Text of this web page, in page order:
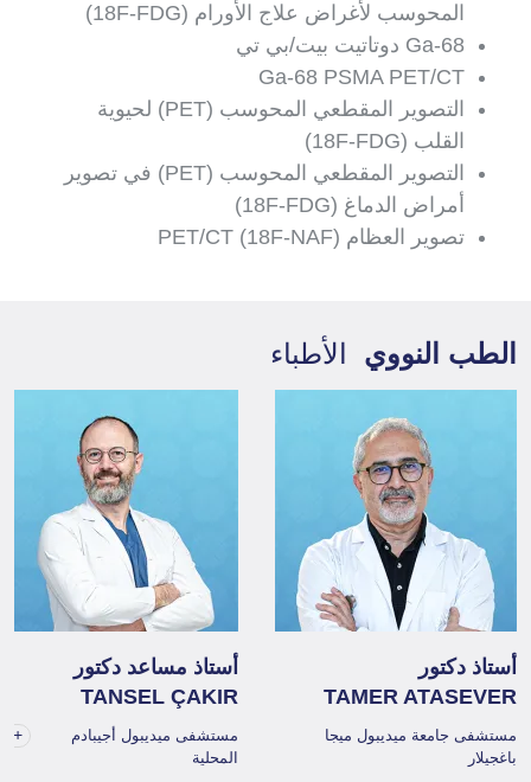
المحوسب لأغراض علاج الأورام (18F-FDG)
Ga-68 دوتاتيت بيت/بي تي
Ga-68 PSMA PET/CT
التصوير المقطعي المحوسب (PET) لحيوية
القلب (18F-FDG)
التصوير المقطعي المحوسب (PET) في تصوير
أمراض الدماغ (18F-FDG)
تصوير العظام PET/CT (18F-NAF)
الطب النووي الأطباء
أستاذ دكتور
TAMER ATASEVER
مستشفى جامعة ميديبول ميجا
باغجيلار
أستاذ مساعد دكتور
TANSEL ÇAKIR
مستشفى ميديبول أجيبادم
المحلية
+1